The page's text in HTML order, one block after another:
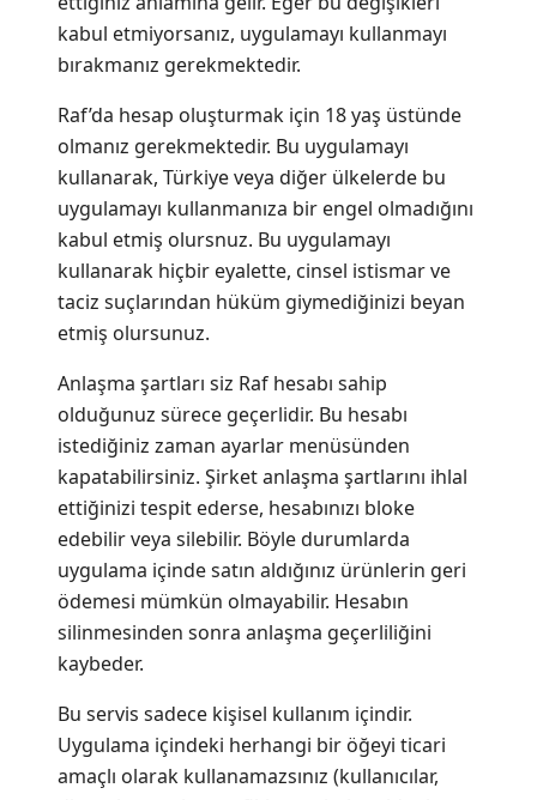
kabul etmiyorsanız, uygulamayı kullanmayı
bırakmanız gerekmektedir.
Raf’da hesap oluşturmak için 18 yaş üstünde
olmanız gerekmektedir. Bu uygulamayı
kullanarak, Türkiye veya diğer ülkelerde bu
uygulamayı kullanmanıza bir engel olmadığını
kabul etmiş olursnuz. Bu uygulamayı
kullanarak hiçbir eyalette, cinsel istismar ve
taciz suçlarından hüküm giymediğinizi beyan
etmiş olursunuz.
Anlaşma şartları siz Raf hesabı sahip
olduğunuz sürece geçerlidir. Bu hesabı
istediğiniz zaman ayarlar menüsünden
kapatabilirsiniz. Şirket anlaşma şartlarını ihlal
ettiğinizi tespit ederse, hesabınızı bloke
edebilir veya silebilir. Böyle durumlarda
uygulama içinde satın aldığınız ürünlerin geri
ödemesi mümkün olmayabilir. Hesabın
silinmesinden sonra anlaşma geçerliliğini
kaybeder.
Bu servis sadece kişisel kullanım içindir.
Uygulama içindeki herhangi bir öğeyi ticari
amaçlı olarak kullanamazsınız (kullanıcılar,